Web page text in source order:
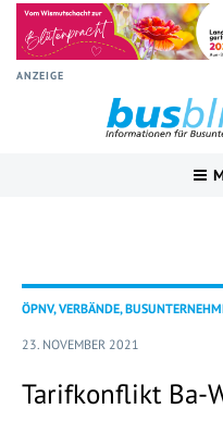
ANZEIGE
ÖPNV, VERBÄNDE,
23. NOVEMBER 2021
Tarifkonflikt Ba-